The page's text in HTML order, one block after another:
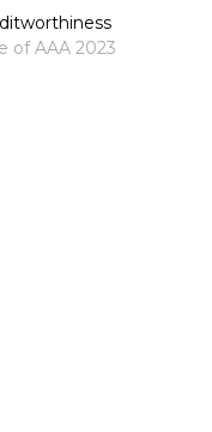
of AAA 2023